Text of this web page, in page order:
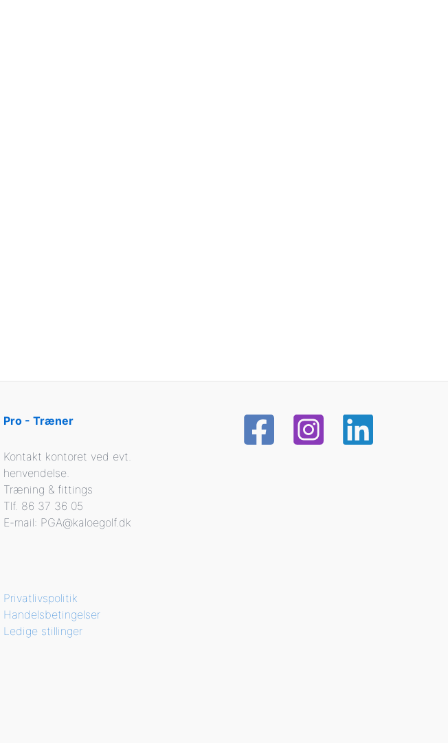
Pro - Træner
Kontakt kontoret ved evt.
henvendelse.
Træning & fittings
Tlf. 86 37 36 05
E-mail: PGA@kaloegolf.dk
Privatlivspolitik
Handelsbetingelser
Ledige stillinger